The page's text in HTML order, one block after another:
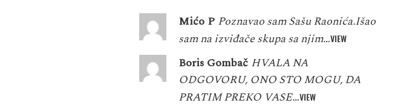
Mićo P Poznavao sam Sašu Raonića.Išao
sam na izviđače skupa sa njim…VIEW
Boris Gombač HVALA NA
ODGOVORU, ONO STO MOGU, DA
PRATIM PREKO VASE…VIEW